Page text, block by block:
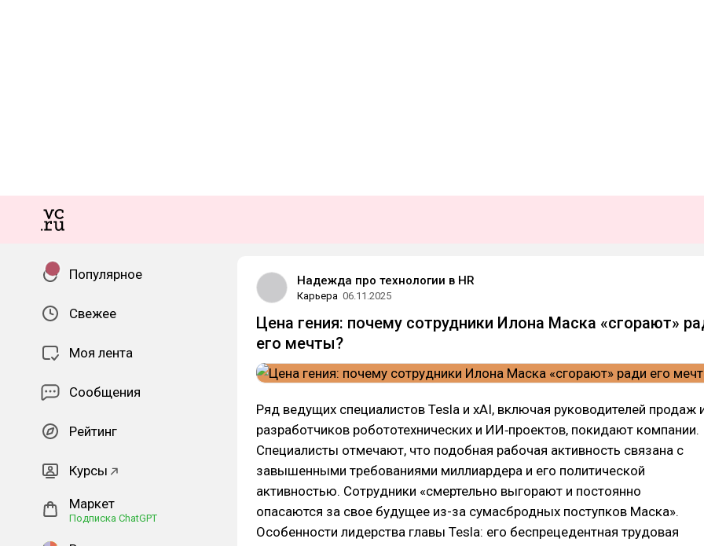
Популярное
Свежее
Моя лента
Сообщения
Рейтинг
Курсы
Маркет
Подписка ChatGPT
Надежда про технологии в HR
Карьера 06.11.2025
Цена гения: почему сотрудники Илона Маска «сгорают»
его мечты?
Ряд ведущих специалистов Tesla и xAI, включая руководителей продаж
разработчиков робототехнических и ИИ‑проектов, покидают компании.
Специалисты отмечают, что подобная рабочая активность связана с
завышенными требованиями миллиардера и его политической
активностью. Сотрудники «смертельно выгорают и постоянно
опасаются за свое будущее из-за сумасбродных поступков Маска».
Особенности лидерства главы Tesla: его беспрецедентная трудовая